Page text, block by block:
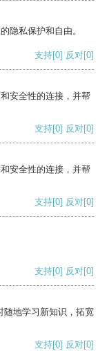
隐私保护和自由。
支持[0] 反对[0]
安全性的连接，并帮
支持[0] 反对[0]
安全性的连接，并帮
支持[0] 反对[0]
支持[0] 反对[0]
随地学习新知识，拓宽
支持[0] 反对[0]